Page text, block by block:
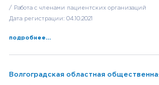
/ Работа с членами пациентских организаций
Дата регистрации: 04.10.2021
подробнее...
Волгоградская областная